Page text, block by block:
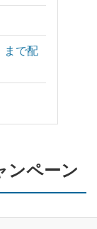
まで配
ンペーン